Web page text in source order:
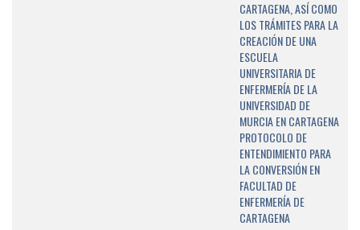
CARTAGENA, ASÍ COMO
LOS TRÁMITES PARA LA
CREACIÓN DE UNA
ESCUELA
UNIVERSITARIA DE
ENFERMERÍA DE LA
UNIVERSIDAD DE
MURCIA EN CARTAGENA
PROTOCOLO DE
ENTENDIMIENTO PARA
LA CONVERSIÓN EN
FACULTAD DE
ENFERMERÍA DE
CARTAGENA